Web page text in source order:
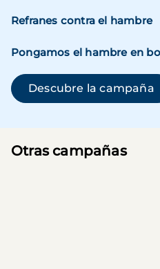
Refranes contra el hambre
Pongamos el hambre en
Descubre la campaña
Otras campañas